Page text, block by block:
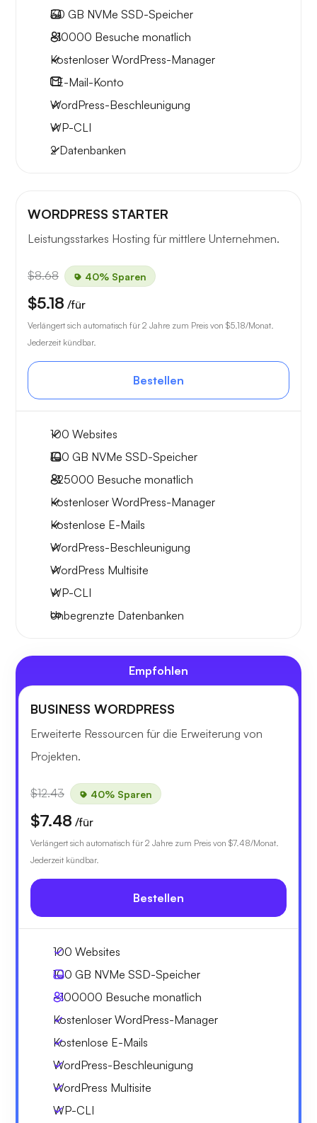
30 GB NVMe SSD-Speicher
~10000 Besuche monatlich
Kostenloser WordPress-Manager
1E-Mail-Konto
WordPress-Beschleunigung
WP-CLI
2 Datenbanken
WORDPRESS STARTER
Leistungsstarkes Hosting für mittlere Unternehmen.
$8.68 40% Sparen
$5.18 /für
Verlängert sich automatisch für 2 Jahre zum Preis von $5.18/Monat.
Jederzeit kündbar.
Bestellen
100 Websites
100 GB NVMe SSD-Speicher
~25000 Besuche monatlich
Kostenloser WordPress-Manager
Kostenlose E-Mails
WordPress-Beschleunigung
WordPress Multisite
WP-CLI
Unbegrenzte Datenbanken
Empfohlen
BUSINESS WORDPRESS
Erweiterte Ressourcen für die Erweiterung von
Projekten.
$12.43 40% Sparen
$7.48 /für
Verlängert sich automatisch für 2 Jahre zum Preis von $7.48/Monat.
Jederzeit kündbar.
Bestellen
100 Websites
100 GB NVMe SSD-Speicher
~100000 Besuche monatlich
Kostenloser WordPress-Manager
Kostenlose E-Mails
WordPress-Beschleunigung
WordPress Multisite
WP-CLI